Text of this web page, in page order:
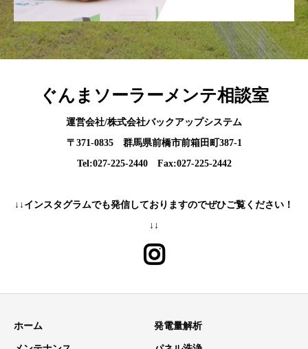
ぐんまソーラーメンテ相談室
運営会社/株式会社バックアップシステム
〒371-0835 群馬県前橋市前箱田町387-1
Tel:027-225-2440 Fax:027-225-2442
↓↓インスタグラムでも発信しておりますのでぜひご覧ください！
↓↓
ホーム 発電量解析